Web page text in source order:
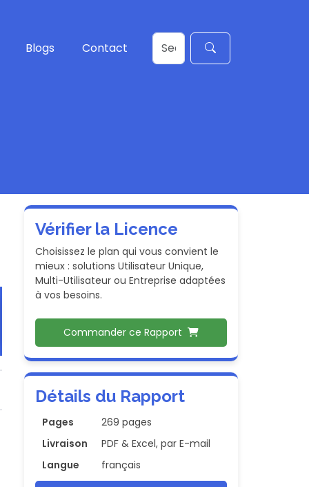
Blogs Contact
Vérifier la Licence
Choisissez le plan qui vous convient le
mieux : solutions Utilisateur Unique,
Multi-Utilisateur ou Entreprise adaptées
à vos besoins.
Commander ce Rapport
Détails du Rapport
Pages
269 pages
Livraison
PDF & Excel, par E-mail
Langue
français